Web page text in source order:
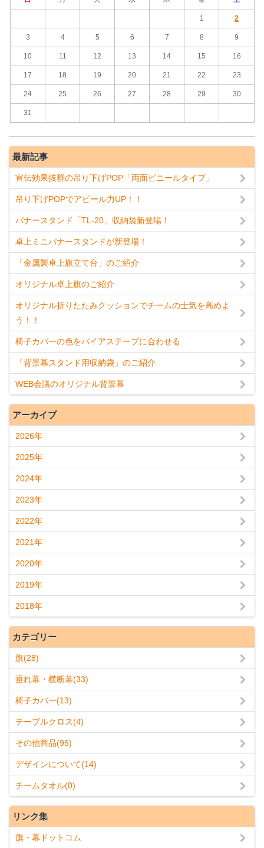
1 2
3 4 5 6 7 8 9
10 11 12 13 14 15 16
17 18 19 20 21 22 23
24 25 26 27 28 29 30
31
最新記事
宣伝効果抜群の吊り下げPOP「両面ビニールタイプ」
吊り下げPOPでアピール力UP！！
バナースタンド「TL-20」収納袋新登場！
卓上ミニバナースタンドが新登場！
「金属製卓上旗立て台」のご紹介
オリジナル卓上旗のご紹介
オリジナル折りたたみクッションでチームの士気を高めよ
う！！
椅子カバーの色をバイアステープに合わせる
「背景幕スタンド用収納袋」のご紹介
WEB会議のオリジナル背景幕
アーカイブ
2026年
2025年
2024年
2023年
2022年
2021年
2020年
2019年
2018年
カテゴリー
旗(28)
垂れ幕・横断幕(33)
椅子カバー(13)
テーブルクロス(4)
その他商品(95)
デザインについて(14)
チームタオル(0)
リンク集
旗・幕ドットコム